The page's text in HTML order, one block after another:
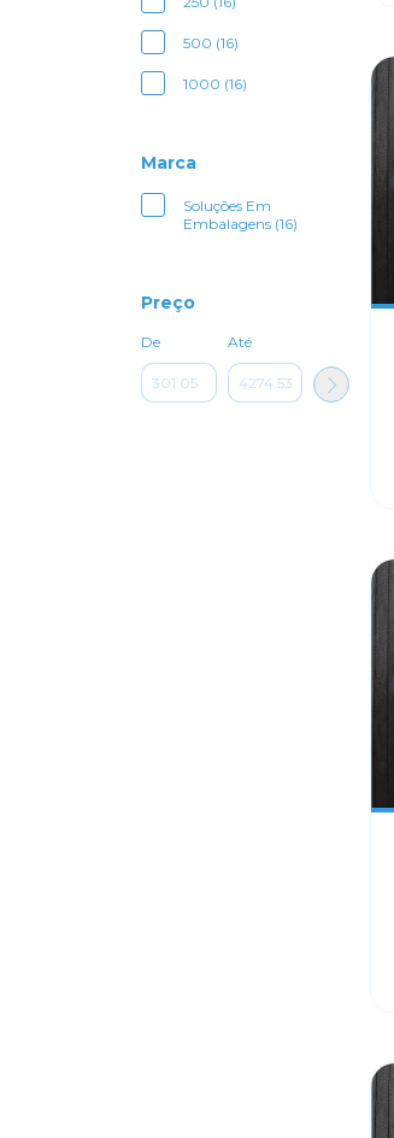
500 (16)
1000 (16)
Marca
Soluções Em
Embalagens (16)
Preço
De Até